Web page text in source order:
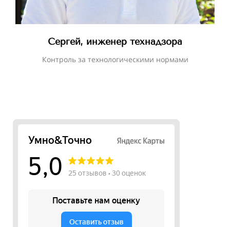
Сергей, инженер технадзора
Контроль за технологическими нормами